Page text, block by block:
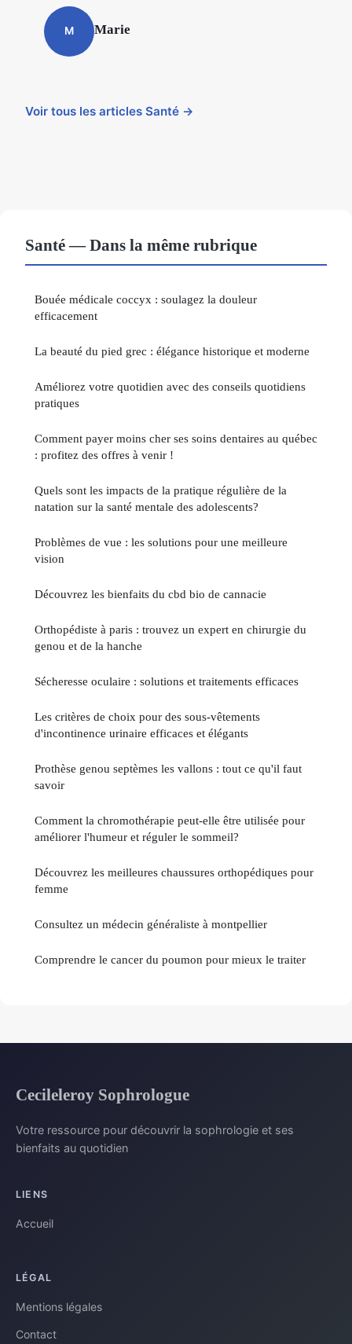
M Marie
Voir tous les articles Santé →
Santé — Dans la même rubrique
Bouée médicale coccyx : soulagez la douleur
efficacement
La beauté du pied grec : élégance historique et moderne
Améliorez votre quotidien avec des conseils quotidiens
pratiques
Comment payer moins cher ses soins dentaires au québec
: profitez des offres à venir !
Quels sont les impacts de la pratique régulière de la
natation sur la santé mentale des adolescents?
Problèmes de vue : les solutions pour une meilleure
vision
Découvrez les bienfaits du cbd bio de cannacie
Orthopédiste à paris : trouvez un expert en chirurgie du
genou et de la hanche
Sécheresse oculaire : solutions et traitements efficaces
Les critères de choix pour des sous-vêtements
d'incontinence urinaire efficaces et élégants
Prothèse genou septèmes les vallons : tout ce qu'il faut
savoir
Comment la chromothérapie peut-elle être utilisée pour
améliorer l'humeur et réguler le sommeil?
Découvrez les meilleures chaussures orthopédiques pour
femme
Consultez un médecin généraliste à montpellier
Comprendre le cancer du poumon pour mieux le traiter
Cecileleroy Sophrologue
Votre ressource pour découvrir la sophrologie et ses
bienfaits au quotidien
LIENS
Accueil
LÉGAL
Mentions légales
Contact